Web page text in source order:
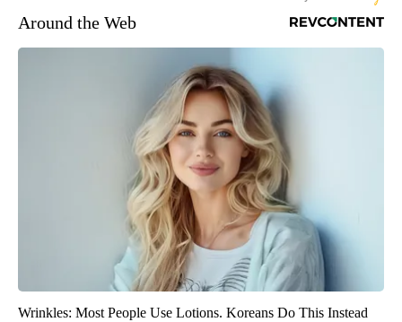
Around the Web
Wrinkles: Most People Use Lotions. Koreans Do This Instead